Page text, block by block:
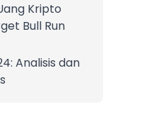
Kripto
Bull Run
Analisis dan